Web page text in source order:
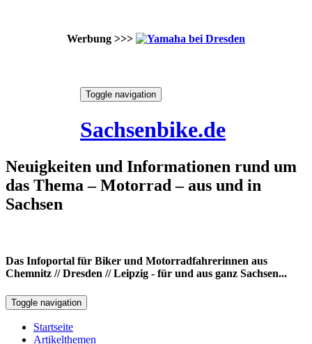
Werbung >>>
Toggle navigation
Sachsenbike.de
Neuigkeiten und Informationen rund um
das Thema – Motorrad – aus und in
Sachsen
Das Infoportal für Biker und Motorradfahrerinnen aus
Chemnitz // Dresden // Leipzig - für und aus ganz Sachsen...
Toggle navigation
Startseite
Artikelthemen